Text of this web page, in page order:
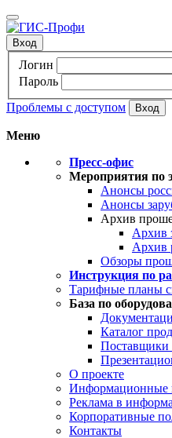
Вход
Логин
Пароль
Проблемы с доступом
Меню
Пресс-офис
Мероприятия по
Анонсы
Анонсы
Архив
Архив
Архив
Обзоры
Инструкция по
Тарифные планы
База по
Каталог
Поставщики
О проекте
Информационные
Реклама в
Корпоративные
Контакты